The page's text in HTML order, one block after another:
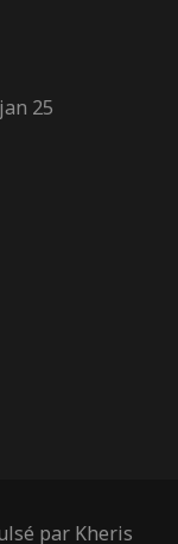
25
par Kheris